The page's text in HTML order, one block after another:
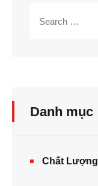
Danh mục
Chất Lượng